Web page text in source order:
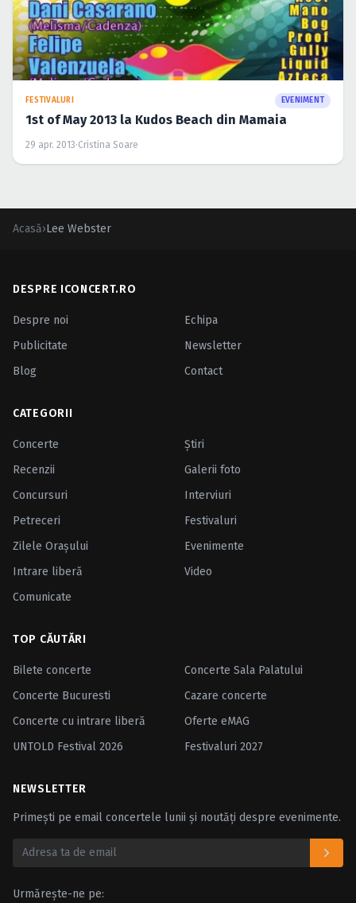
FESTIVALURI EVENIMENT
1st of May 2013 la Kudos Beach din Mamaia
29 apr. 2013·Cristina Soare
Acasă›Lee Webster
DESPRE ICONCERT.RO
Despre noi
Echipa
Publicitate
Newsletter
Blog
Contact
CATEGORII
Concerte
Ştiri
Recenzii
Galerii foto
Concursuri
Interviuri
Petreceri
Festivaluri
Zilele Oraşului
Evenimente
Intrare liberă
Video
Comunicate
TOP CĂUTĂRI
Bilete concerte
Concerte Sala Palatului
Concerte Bucuresti
Cazare concerte
Concerte cu intrare liberă
Oferte eMAG
UNTOLD Festival 2026
Festivaluri 2027
NEWSLETTER
Primești pe email concertele lunii și noutăți despre evenimente.
Urmărește-ne pe: